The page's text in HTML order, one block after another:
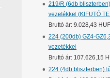
219/R (6db
vezetékkel (KIFUTÓ
Bruttó ár: 9.028,43 HUF
224 (200db) GZ4-
vezetékkel
Bruttó ár: 107.626,15
224 (4db bliszterben)